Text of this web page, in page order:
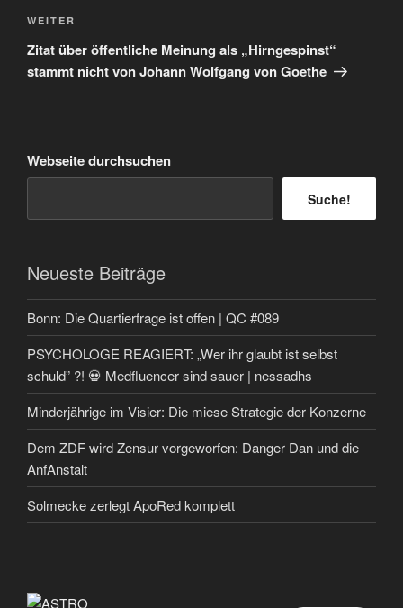
Nächster
Beitrag
WEITER
Zitat über öffentliche Meinung als „Hirngespinst“
stammt nicht von Johann Wolfgang von Goethe
Webseite durchsuchen
Suche!
Neueste Beiträge
Bonn: Die Quartierfrage ist offen | QC #089
PSYCHOLOGE REAGIERT: „Wer ihr glaubt ist selbst
schuld” ?! 💀 Medfluencer sind sauer | nessadhs
Minderjährige im Visier: Die miese Strategie der Konzerne
Dem ZDF wird Zensur vorgeworfen: Danger Dan und die
AnfAnstalt
Solmecke zerlegt ApoRed komplett